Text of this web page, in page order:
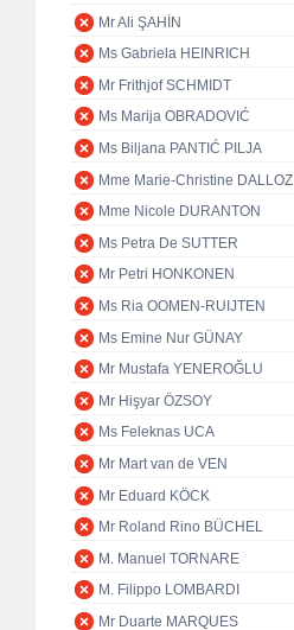
Mr Ali ŞAHİN
Ms Gabriela HEINRICH
Mr Frithjof SCHMIDT
Ms Marija OBRADOVIĆ
Ms Biljana PANTIĆ PILJA
Mme Marie-Christine DALLOZ
Mme Nicole DURANTON
Ms Petra De SUTTER
Mr Petri HONKONEN
Ms Ria OOMEN-RUIJTEN
Ms Emine Nur GÜNAY
Mr Mustafa YENEROĞLU
Mr Hişyar ÖZSOY
Ms Feleknas UCA
Mr Mart van de VEN
Mr Eduard KÖCK
Mr Roland Rino BÜCHEL
M. Manuel TORNARE
M. Filippo LOMBARDI
Mr Duarte MARQUES